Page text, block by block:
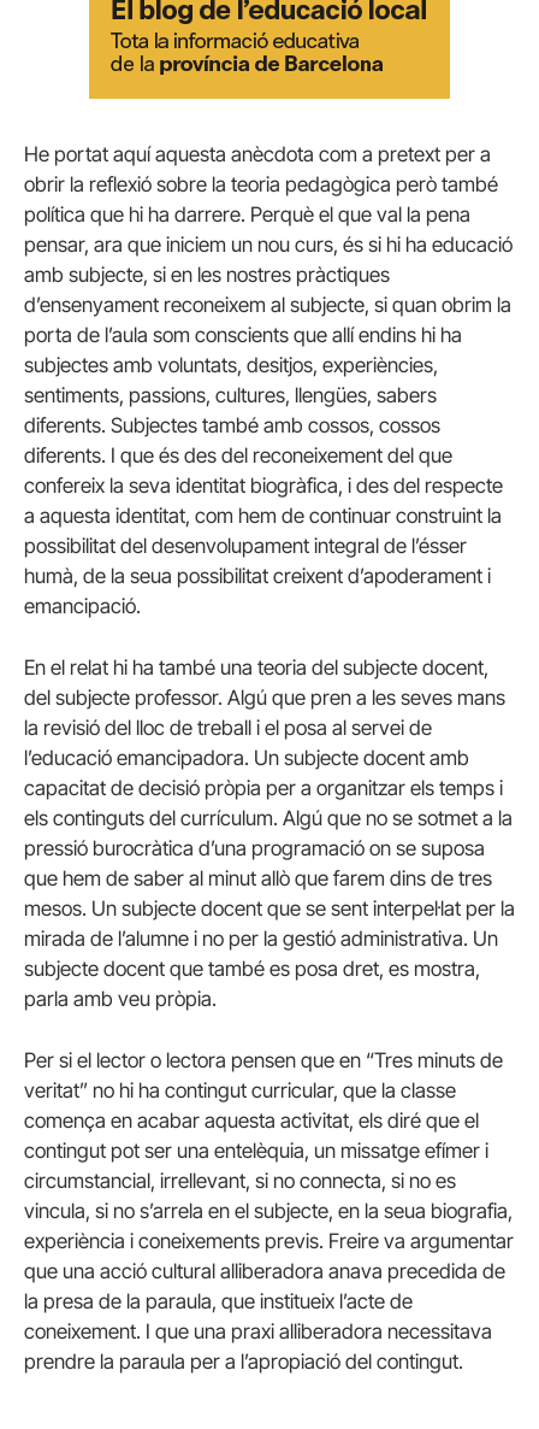
He portat aquí aquesta anècdota com a pretext per a
obrir la reflexió sobre la teoria pedagògica però també
política que hi ha darrere. Perquè el que val la pena
pensar, ara que iniciem un nou curs, és si hi ha educació
amb subjecte, si en les nostres pràctiques
d’ensenyament reconeixem al subjecte, si quan obrim la
porta de l’aula som conscients que allí endins hi ha
subjectes amb voluntats, desitjos, experiències,
sentiments, passions, cultures, llengües, sabers
diferents. Subjectes també amb cossos, cossos
diferents. I que és des del reconeixement del que
confereix la seva identitat biogràfica, i des del respecte
a aquesta identitat, com hem de continuar construint la
possibilitat del desenvolupament integral de l’ésser
humà, de la seua possibilitat creixent d’apoderament i
emancipació.
En el relat hi ha també una teoria del subjecte docent,
del subjecte professor. Algú que pren a les seves mans
la revisió del lloc de treball i el posa al servei de
l’educació emancipadora. Un subjecte docent amb
capacitat de decisió pròpia per a organitzar els temps i
els continguts del currículum. Algú que no se sotmet a la
pressió burocràtica d’una programació on se suposa
que hem de saber al minut allò que farem dins de tres
mesos. Un subjecte docent que se sent interpel·lat per la
mirada de l’alumne i no per la gestió administrativa. Un
subjecte docent que també es posa dret, es mostra,
parla amb veu pròpia.
Per si el lector o lectora pensen que en “Tres minuts de
veritat” no hi ha contingut curricular, que la classe
comença en acabar aquesta activitat, els diré que el
contingut pot ser una entelèquia, un missatge efímer i
circumstancial, irrellevant, si no connecta, si no es
vincula, si no s’arrela en el subjecte, en la seua biografia,
experiència i coneixements previs. Freire va argumentar
que una acció cultural alliberadora anava precedida de
la presa de la paraula, que institueix l’acte de
coneixement. I que una praxi alliberadora necessitava
prendre la paraula per a l’apropiació del contingut.